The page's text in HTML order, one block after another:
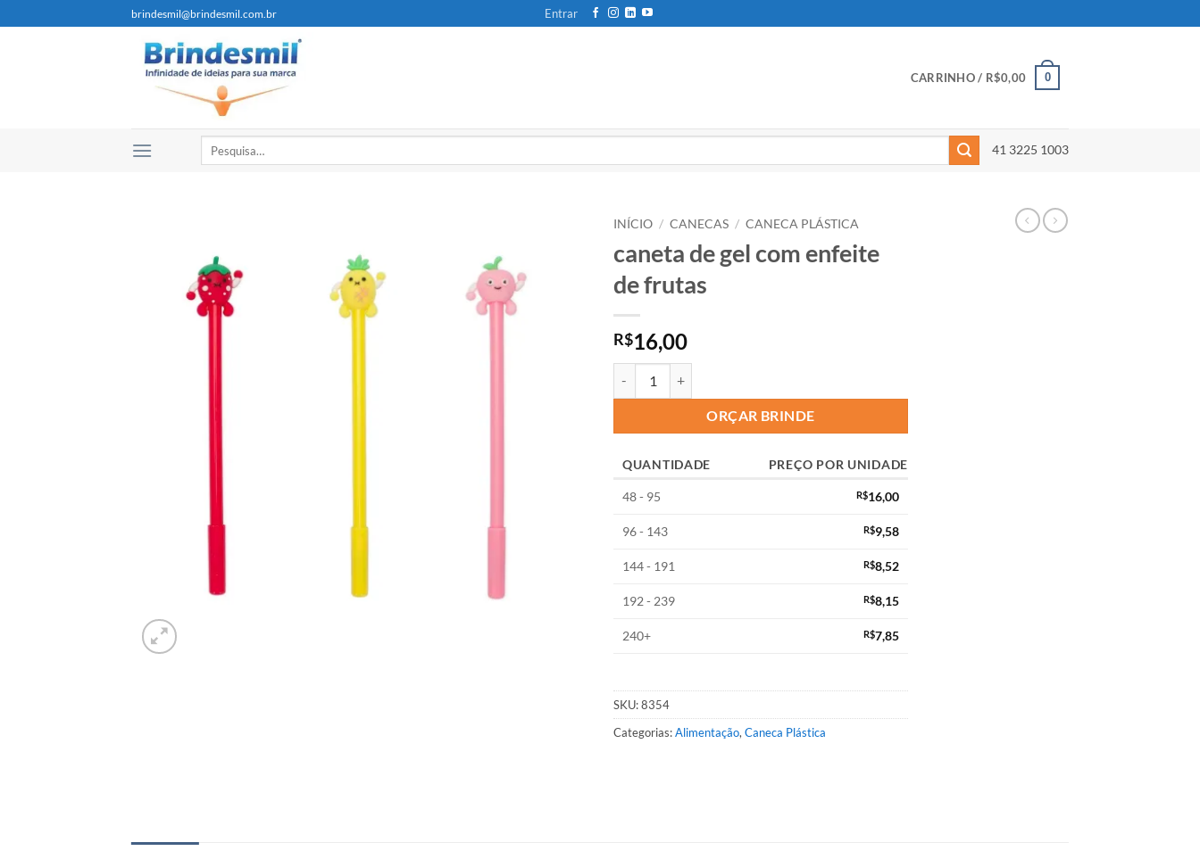
brindesmil@brindesmil.com.br Entrar
CARRINHO / R$0,00 0
41 3225 1003
INÍCIO / CANECAS / CANECA PLÁSTICA
caneta de gel com enfeite
de frutas
R$16,00
ORÇAR BRINDE
QUANTIDADE PREÇO POR UNIDADE
48 - 95 R$16,00
96 - 143 R$9,58
144 - 191 R$8,52
192 - 239 R$8,15
240+ R$7,85
SKU:8354
Categorias:Alimentação, Caneca Plástica